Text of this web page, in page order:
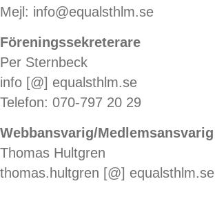
Mejl: info@equalsthlm.se
Föreningssekreterare
Per Sternbeck
info [@] equalsthlm.se
Telefon: 070-797 20 29
Webbansvarig/Medlemsansvarig
Thomas Hultgren
thomas.hultgren [@] equalsthlm.se